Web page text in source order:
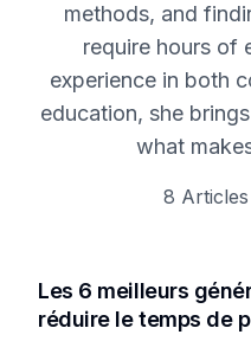
methods, and
require hours of
experience in both
education, she
what
8
Les 6 meilleurs
réduire le temps de